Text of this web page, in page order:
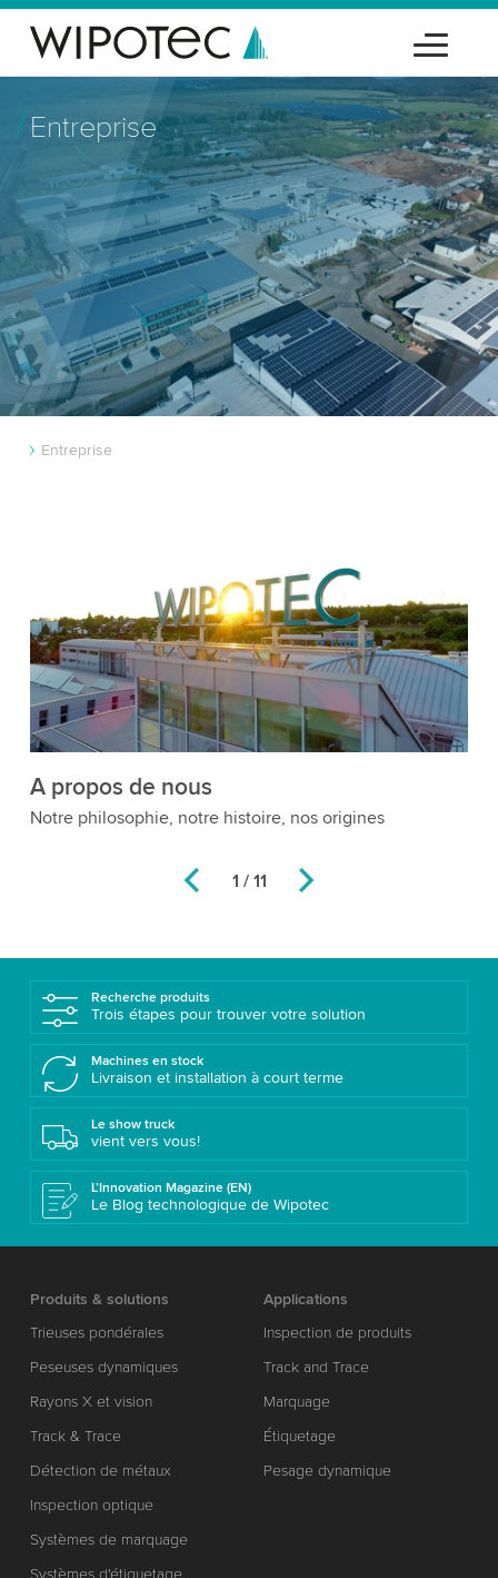
Entreprise
Entreprise
1 / 11
A propos de nous
Notre philosophie, notre histoire, nos origines
Recherche produits
Trois étapes pour trouver votre solution
Machines en stock
Livraison et installation à court terme
Le show truck
vient vers vous!
L’Innovation Magazine (EN)
Le Blog technologique de Wipotec
Produits & solutions
Trieuses pondérales
Peseuses dynamiques
Rayons X et vision
Track & Trace
Détection de métaux
Inspection optique
Systèmes de marquage
Applications
Inspection de produits
Track and Trace
Marquage
Étiquetage
Pesage dynamique